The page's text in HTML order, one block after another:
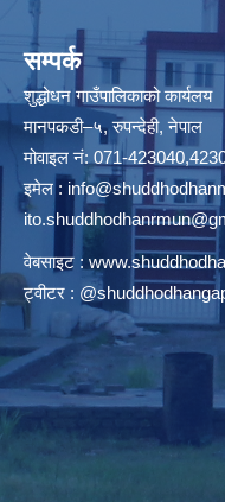
सम्पर्क
शुद्धोधन गाउँपालिकाको कार्यलय
मानपकडी–५, रुपन्देही, नेपाल
मोवाइल नं: 071-
इमेल :
वेबसाइट :
ट्वीटर :